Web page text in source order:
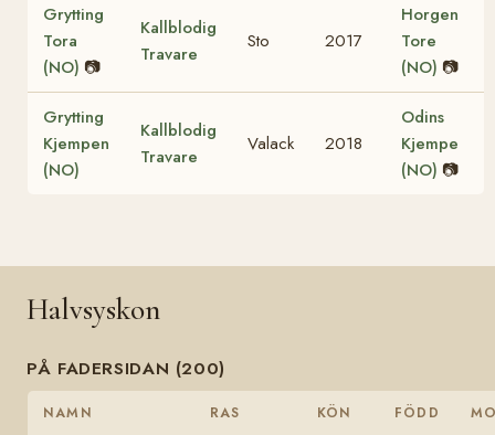
Grytting
Tora
(NO) 📷
Kallblodig
Travare
Sto 2017
Horgen
Tore
(NO) 📷
Grytting
Kjempen
(NO)
Kallblodig
Travare
Valack 2018
Odins
Kjempe
(NO) 📷
Halvsyskon
PÅ FADERSIDAN (200)
NAMN RAS KÖN FÖDD